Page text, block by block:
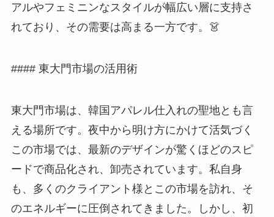
アルやフェミニンなスタイルが幅広い層に支持さ
れており、その需要は高まる一方です。👗
#### 東大門市場の活用術
東大門市場は、韓国アパレル仕入れの聖地とも言
える場所です。夜中から明け方にかけて活気づく
この市場では、最新のデザインが驚くほどのスピ
ードで商品化され、卸売されています。私自身
も、多くのクライアント様とこの市場を訪れ、そ
のエネルギーに圧倒されてきました。しかし、初